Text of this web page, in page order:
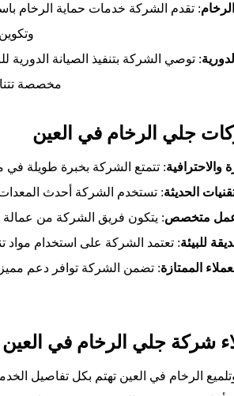
: تقدم الشركة خدمات حماية الرخام
: توصي الشركة بتنفيذ الصيانة
مخصصة
جلي الرخام في العين
والاحترافية: تتمتع الشركة بخبرة طويلة في
الحديثة: تستخدم الشركة أحدث
متخصص: يتكون فريق الشركة من عمالة
للبيئة: تعتمد الشركة على استخدام مواد
الممتازة: تضمن الشركة توافر دعم مميز
شركة جلي الرخام في العين
الرخام في العين تهتم بكل تفاصيل